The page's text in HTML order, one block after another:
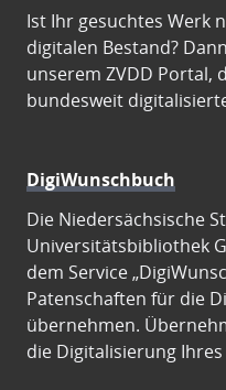
Ist Ihr gesuchtes Werk
digitalen Bestand?
unserem ZVDD Portal,
bundesweit
DigiWunschbuch
Die Niedersächsische
Universitätsbibliothek
dem Service
Patenschaften für die
übernehmen.
die Digitalisierung